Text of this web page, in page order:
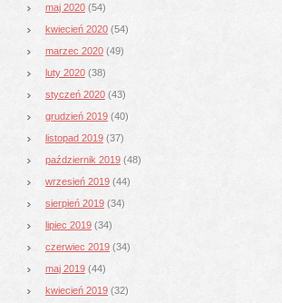
maj 2020 (54)
kwiecień 2020 (54)
marzec 2020 (49)
luty 2020 (38)
styczeń 2020 (43)
grudzień 2019 (40)
listopad 2019 (37)
październik 2019 (48)
wrzesień 2019 (44)
sierpień 2019 (34)
lipiec 2019 (34)
czerwiec 2019 (34)
maj 2019 (44)
kwiecień 2019 (32)